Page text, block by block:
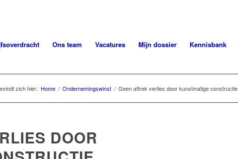
Ons team Vacatures Mijn dossier Kennisbank
zich hier: Home / Ondernemingswinst / Geen aftrek verlies door kunstmatige constructie
DOOR